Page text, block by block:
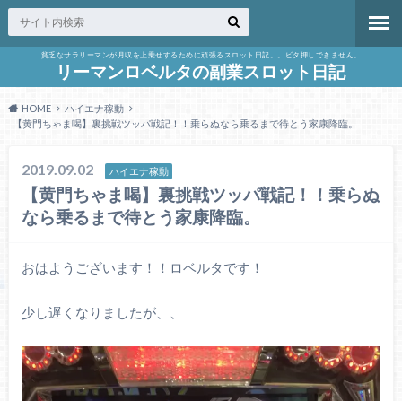
貧乏なサラリーマンが月収を上乗せするために頑張るスロット日記。。ビタ押しできません。
リーマンロベルタの副業スロット日記
HOME
ハイエナ稼動
【黄門ちゃま喝】裏挑戦ツッパ戦記！！乗らぬなら乗るまで待とう家康降臨。
2019.09.02 ハイエナ稼動
【黄門ちゃま喝】裏挑戦ツッパ戦記！！乗らぬ
なら乗るまで待とう家康降臨。
おはようございます！！ロベルタです！
少し遅くなりましたが、、